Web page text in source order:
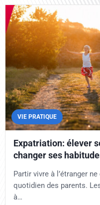
VIE PRATIQUE
Expatriation: élever
changer ses
Partir vivre à l’étranger
quotidien des parents.
à…